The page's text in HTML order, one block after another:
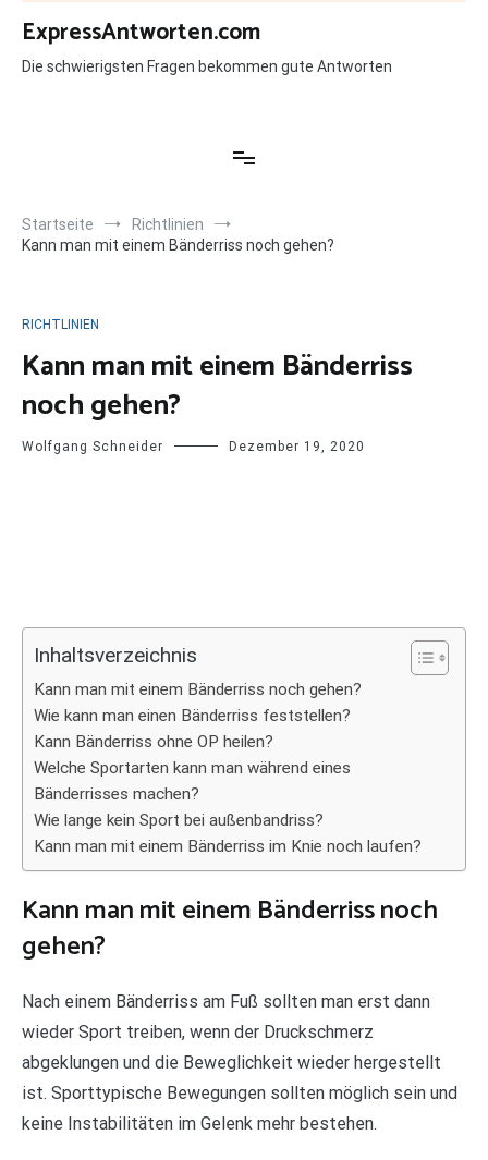
Zum
Inhalt
springen
ExpressAntworten.com
Die schwierigsten Fragen bekommen gute Antworten
Startseite
Richtlinien
Kann man mit einem Bänderriss noch gehen?
RICHTLINIEN
Kann man mit einem Bänderriss
noch gehen?
Wolfgang Schneider Dezember 19, 2020
Inhaltsverzeichnis
Kann man mit einem Bänderriss noch gehen?
Wie kann man einen Bänderriss feststellen?
Kann Bänderriss ohne OP heilen?
Welche Sportarten kann man während eines
Bänderrisses machen?
Wie lange kein Sport bei außenbandriss?
Kann man mit einem Bänderriss im Knie noch laufen?
Kann man mit einem Bänderriss noch
gehen?
Nach einem Bänderriss am Fuß sollten man erst dann
wieder Sport treiben, wenn der Druckschmerz
abgeklungen und die Beweglichkeit wieder hergestellt
ist. Sporttypische Bewegungen sollten möglich sein und
keine Instabilitäten im Gelenk mehr bestehen.